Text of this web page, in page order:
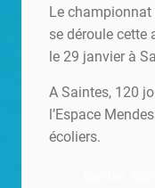
Le
se déroule cette
le 29 janvier à
A Saintes, 120
l’Espace
écoliers.